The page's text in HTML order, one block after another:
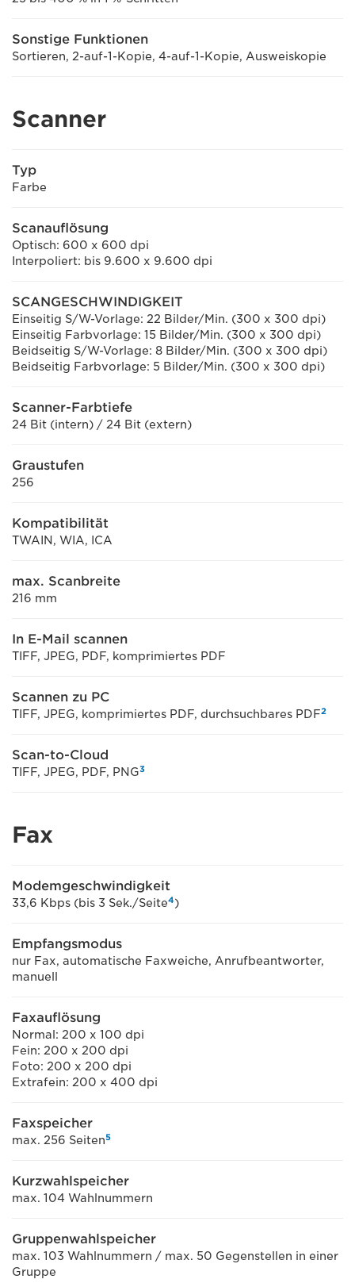
Sonstige Funktionen
Sortieren, 2-auf-1-Kopie, 4-auf-1-Kopie, Ausweiskopie
Scanner
Typ
Farbe
Scanauflösung
Optisch: 600 x 600 dpi
Interpoliert: bis 9.600 x 9.600 dpi
SCANGESCHWINDIGKEIT
Einseitig S/W-Vorlage: 22 Bilder/Min. (300 x 300 dpi)
Einseitig Farbvorlage: 15 Bilder/Min. (300 x 300 dpi)
Beidseitig S/W-Vorlage: 8 Bilder/Min. (300 x 300 dpi)
Beidseitig Farbvorlage: 5 Bilder/Min. (300 x 300 dpi)
Scanner-Farbtiefe
24 Bit (intern) / 24 Bit (extern)
Graustufen
256
Kompatibilität
TWAIN, WIA, ICA
max. Scanbreite
216 mm
In E-Mail scannen
TIFF, JPEG, PDF, komprimiertes PDF
Scannen zu PC
TIFF, JPEG, komprimiertes PDF, durchsuchbares PDF2
Scan-to-Cloud
TIFF, JPEG, PDF, PNG3
Fax
Modemgeschwindigkeit
33,6 Kbps (bis 3 Sek./Seite4)
Empfangsmodus
nur Fax, automatische Faxweiche, Anrufbeantworter,
manuell
Faxauflösung
Normal: 200 x 100 dpi
Fein: 200 x 200 dpi
Foto: 200 x 200 dpi
Extrafein: 200 x 400 dpi
Faxspeicher
max. 256 Seiten5
Kurzwahlspeicher
max. 104 Wahlnummern
Gruppenwahlspeicher
max. 103 Wahlnummern / max. 50 Gegenstellen in einer
Gruppe